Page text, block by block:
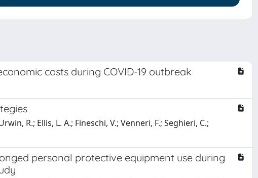
costs during COVID-19 outbreak
R.; Ellis, L. A.; Fineschi, V.; Venneri, F.; Seghieri, C.;
personal protective equipment use during